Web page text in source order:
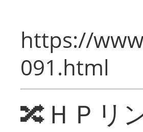
https://
091.html
🔀ＨＰリ